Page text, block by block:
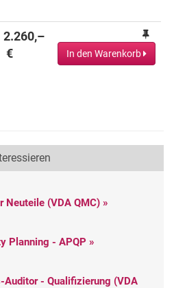
2.260,–
€
In den Warenkorb
Neuteile (VDA QMC) »
Planning - APQP »
- Qualifizierung (VDA